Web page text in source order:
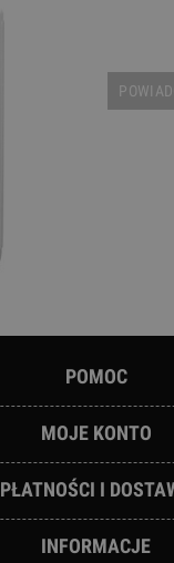
POMOC
MOJE KONTO
PŁATNOŚCI I
INFORMACJE